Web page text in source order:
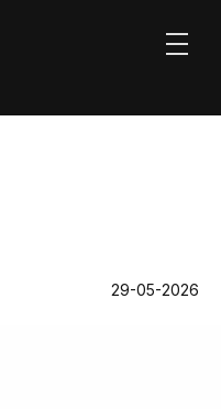
29-05-2026